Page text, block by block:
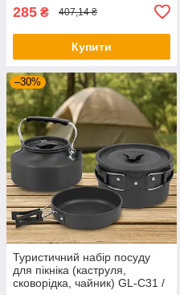
285 ₴ 407,14 ₴
Купити
–30%
Туристичний набір посуду
для пікніка (каструля,
сковорідка, чайник) GL-C31 /